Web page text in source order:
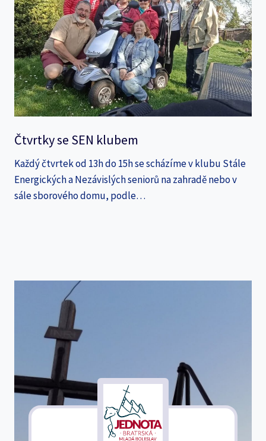
Čtvrtky se SEN klubem
Každý čtvrtek od 13h do 15h se scházíme v klubu Stále
Energických a Nezávislých seniorů na zahradě nebo v
sále sborového domu, podle…